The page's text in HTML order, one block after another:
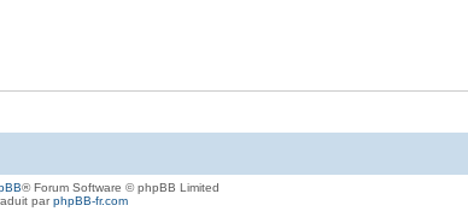
® Forum Software © phpBB Limited
parphpBB-fr.com